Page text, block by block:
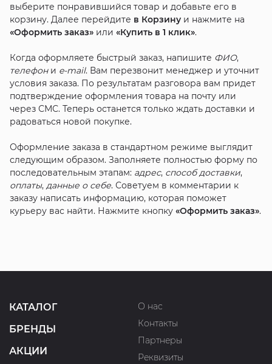
выберите понравившийся товар и добавьте его в
корзину. Далее перейдите в Корзинуи нажмите на
«Оформить заказ»или «Купить в 1 клик».
Когда оформляете быстрый заказ, напишите ФИО,
телефони e-mail. Вам перезвонит менеджер и уточнит
условия заказа. По результатам разговора вам придет
подтверждение оформления товара на почту или
через СМС. Теперь останется только ждать доставки и
радоваться новой покупке.
Оформление заказа в стандартном режиме выглядит
следующим образом. Заполняете полностью форму по
последовательным этапам: адрес, способ доставки,
оплаты, данные о себе. Советуем в комментарии к
заказу написать информацию, которая поможет
курьеру вас найти. Нажмите кнопку «Оформить заказ».
КАТАЛОГ
БРЕНДЫ
АКЦИИ
О нас
Контакты
Партнеры
Реквизиты